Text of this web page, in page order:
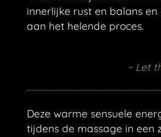
innerlijke rust en balans
aan het helende proces.
~ Let
Deze warme sensuele
tijdens de massage in een